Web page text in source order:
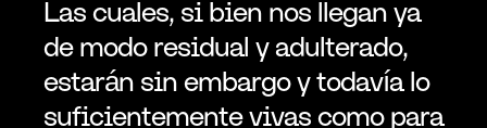
Las cuales, si bien nos llegan ya
de modo residual y adulterado,
estarán sin embargo y todavía lo
suficientemente vivas como para